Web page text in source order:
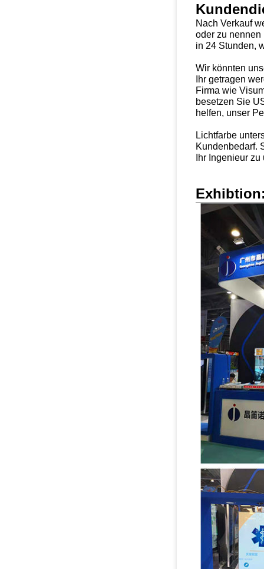
Nach Verkauf
oder zu nennen
in 24 Stunden,
Wir könnten
Ihr getragen
Firma wie
besetzen Sie
helfen, unser
Lichtfarbe
Kundenbedarf.
Ihr Ingenieur